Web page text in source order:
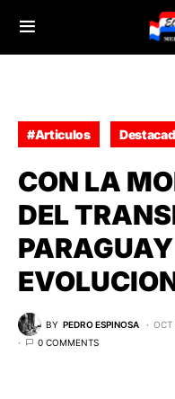
#Articulos
CON LA
DEL
PARAGUAY
BY PEDRO ESPINOSA OCT
0 COMMENTS